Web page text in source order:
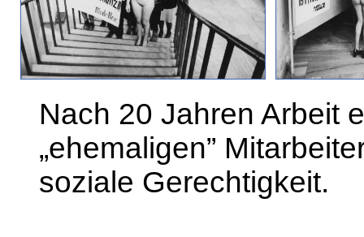
Nach 20 Jahren Arbeit
„ehemaligen”
soziale Gerechtigkeit.